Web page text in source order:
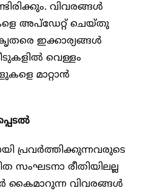
വിവരങ്ങൾ
അപ്ഡേറ്റ് ചെയ്തു
ഇക്കാര്യങ്ങൾ
വെള്ളം
മാറ്റാൻ
പ്രവർത്തിക്കുന്നവരുടെ
സംഘടനാ രീതിയിലല്ല
കൈമാറുന്ന വിവരങ്ങൾ